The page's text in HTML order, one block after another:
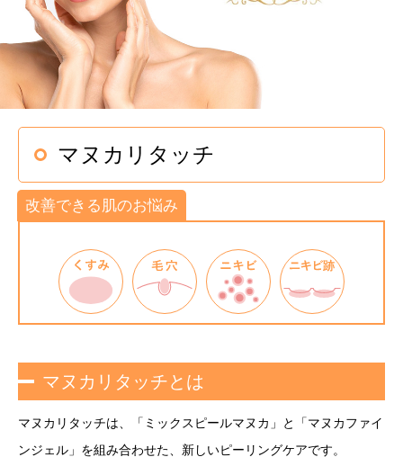
マヌカリタッチ
改善できる肌のお悩み
マヌカリタッチとは
マヌカリタッチは、「ミックスピールマヌカ」と「マヌカファイ
ンジェル」を組み合わせた、新しいピーリングケアです。